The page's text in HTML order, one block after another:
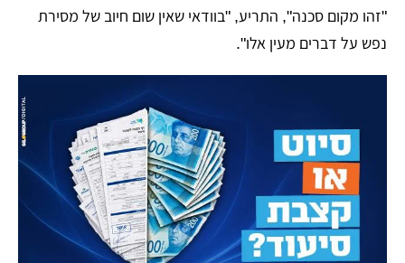
​"זהו מקום סכנה", התריע, "בוודאי שאין שום חיוב של מסירת
נפש על דברים מעין אלו".